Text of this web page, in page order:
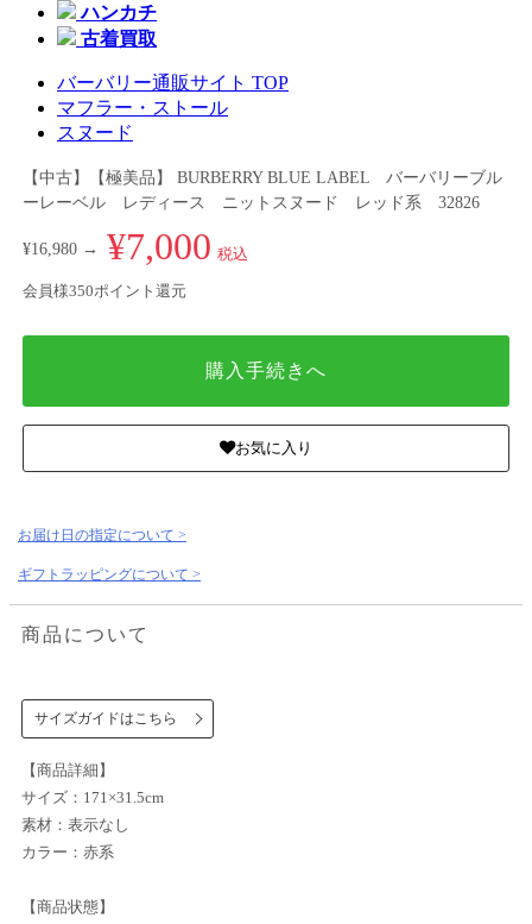
ハンカチ
古着買取
バーバリー通販サイト TOP
マフラー・ストール
スヌード
【中古】【極美品】 BURBERRY BLUE LABEL バーバリーブル
ーレーベル レディース ニットスヌード レッド系 32826
¥16,980 → ¥7,000 税込
会員様350ポイント還元
購入手続きへ
お気に入り
お届け日の指定について >
ギフトラッピングについて >
商品について
サイズガイドはこちら
【商品詳細】
サイズ：171×31.5cm
素材：表示なし
カラー：赤系
【商品状態】